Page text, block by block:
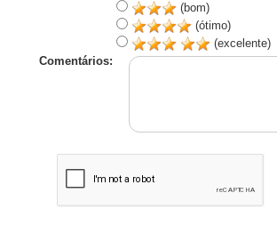
(bom)
(ótimo)
(excelente)
Comentários: